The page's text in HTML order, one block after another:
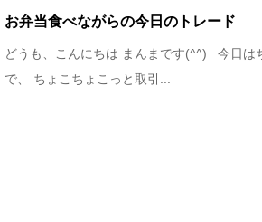
お弁当食べながらの今日のトレード
どうも、こんにちは まんまです(^^) 今日は
で、 ちょこちょこっと取引...